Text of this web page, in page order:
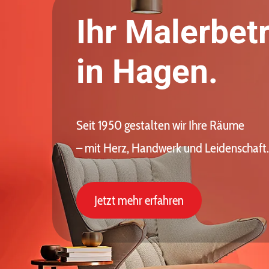
Ihr
in Hagen.
Seit 1950 gestalten wir Ihre Räume
– mit Herz, Handwerk und Leidenschaft.
Jetzt mehr erfahren